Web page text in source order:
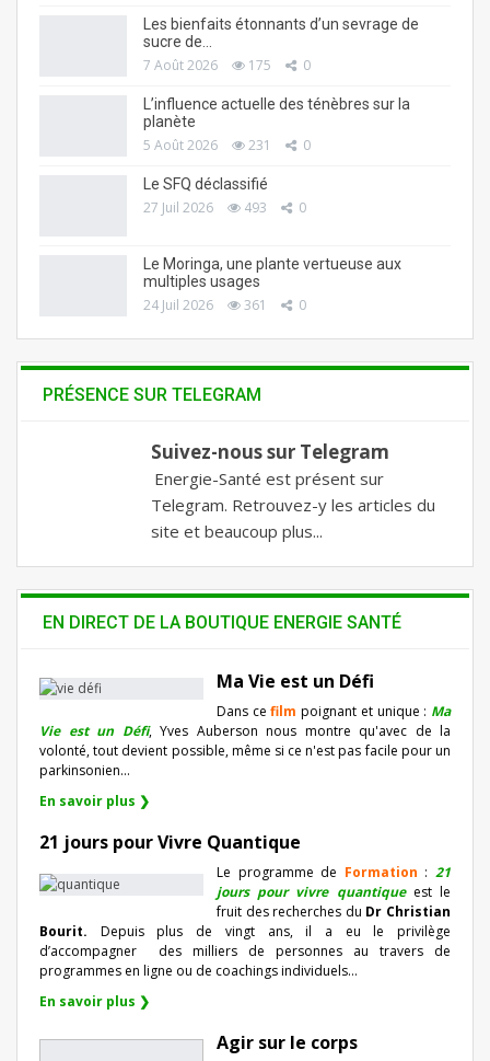
Les bienfaits étonnants d’un sevrage de
sucre de…
7 Août 2026 175 0
L’influence actuelle des ténèbres sur la
planète
5 Août 2026 231 0
Le SFQ déclassifié
27 Juil 2026 493 0
Le Moringa, une plante vertueuse aux
multiples usages
24 Juil 2026 361 0
PRÉSENCE SUR TELEGRAM
Suivez-nous sur Telegram
Energie-Santé est présent sur
Telegram. Retrouvez-y les articles du
site et beaucoup plus...
EN DIRECT DE LA BOUTIQUE ENERGIE SANTÉ
Ma Vie est un Défi
Dans cefilm poignant et unique : Ma
Vie est un Défi, Yves Auberson nous montre qu'avec de la
volonté, tout devient possible, même si ce n'est pas facile pour un
parkinsonien…
En savoir plus ❯
21 jours pour Vivre Quantique
Le programme de Formation :21
jours pour vivre quantiqueest le
fruit des recherches du Dr Christian
Bourit. Depuis plus de vingt ans, il a eu le privilège
d’accompagner
des milliers de personnes au travers de
programmes en ligne ou de coachings individuels…
En savoir plus ❯
Agir sur le corps